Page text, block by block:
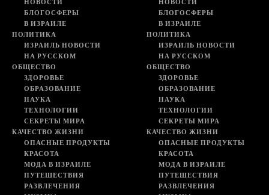
НОВОСТИ
БЛОГОСФЕРЫ
В ИЗРАИЛЕ
ПОЛИТИКА
ИЗРАИЛЬ НОВОСТИ
НА РУССКОМ
ОБЩЕСТВО
ЗДОРОВЬЕ
ОБРАЗОВАНИЕ
НАУКА
ТЕХНОЛОГИИ
СЕКРЕТЫ МИРА
КАЧЕСТВО ЖИЗНИ
ОПАСНЫЕ ПРОДУКТЫ
КРАСОТА
МОДА В ИЗРАИЛЕ
ПУТЕШЕСТВИЯ
РАЗВЛЕЧЕНИЯ
НОВОСТИ
БЛОГОСФЕРЫ
В ИЗРАИЛЕ
ПОЛИТИКА
ИЗРАИЛЬ НОВОСТИ
НА РУССКОМ
ОБЩЕСТВО
ЗДОРОВЬЕ
ОБРАЗОВАНИЕ
НАУКА
ТЕХНОЛОГИИ
СЕКРЕТЫ МИРА
КАЧЕСТВО ЖИЗНИ
ОПАСНЫЕ ПРОДУКТЫ
КРАСОТА
МОДА В ИЗРАИЛЕ
ПУТЕШЕСТВИЯ
РАЗВЛЕЧЕНИЯ